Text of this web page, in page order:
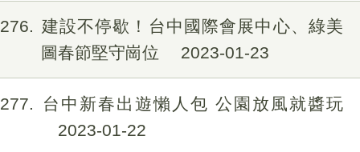
建設不停歇！台中國際會展中心、綠美
圖春節堅守崗位
2023-01-23
台中新春出遊懶人包 公園放風就醬玩
2023-01-22